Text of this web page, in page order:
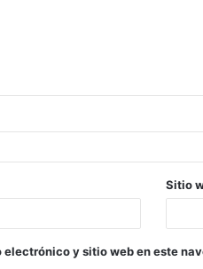
Sitio
electrónico y sitio web en este